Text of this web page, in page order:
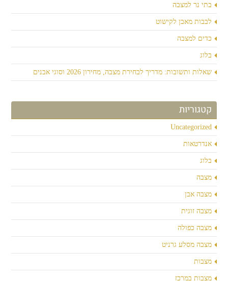
בתי נר למצבה
לבבות מאבן לקישוט
כדים למצבה
בלוג
שאלות ותשובות: מדריך לבחירת מצבה, מחירון 2026 וסוגי אבנים
קטגוריות
Uncategorized
אנדרטאות
בלוג
מצבה
מצבה אבן
מצבה זוגית
מצבה כפולה
מצבה מסלע גרניט
מצבות
מצבות במרכז